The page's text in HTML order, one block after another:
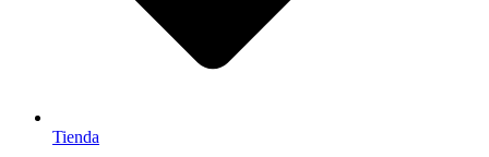
Tienda